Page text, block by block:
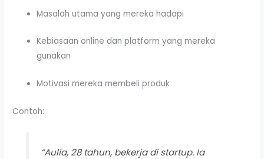
Masalah utama yang mereka hadapi
Kebiasaan online dan platform yang mereka
gunakan
Motivasi mereka membeli produk
Contoh:
“Aulia, 28 tahun, bekerja di startup. Ia